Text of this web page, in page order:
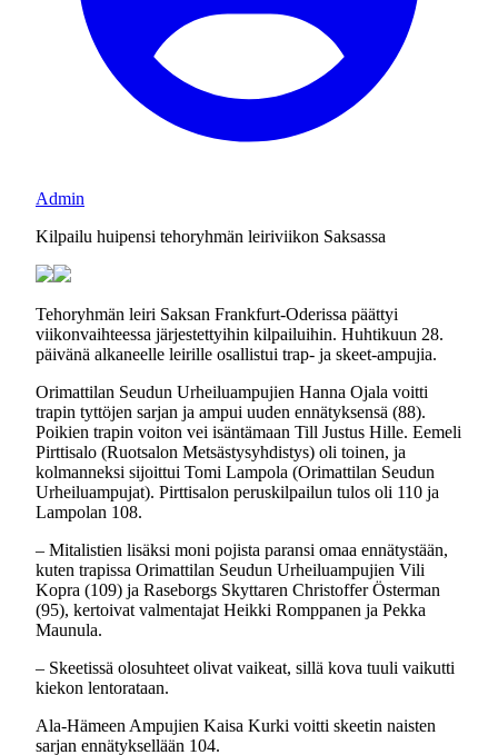
Admin
Kilpailu huipensi tehoryhmän leiriviikon Saksassa
Tehoryhmän leiri Saksan Frankfurt-Oderissa päättyi
viikonvaihteessa järjestettyihin kilpailuihin. Huhtikuun 28.
päivänä alkaneelle leirille osallistui trap- ja skeet-ampujia.
Orimattilan Seudun Urheiluampujien Hanna Ojala voitti
trapin tyttöjen sarjan ja ampui uuden ennätyksensä (88).
Poikien trapin voiton vei isäntämaan Till Justus Hille. Eemeli
Pirttisalo (Ruotsalon Metsästysyhdistys) oli toinen, ja
kolmanneksi sijoittui Tomi Lampola (Orimattilan Seudun
Urheiluampujat). Pirttisalon peruskilpailun tulos oli 110 ja
Lampolan 108.
– Mitalistien lisäksi moni pojista paransi omaa ennätystään,
kuten trapissa Orimattilan Seudun Urheiluampujien Vili
Kopra (109) ja Raseborgs Skyttaren Christoffer Österman
(95), kertoivat valmentajat Heikki Romppanen ja Pekka
Maunula.
– Skeetissä olosuhteet olivat vaikeat, sillä kova tuuli vaikutti
kiekon lentorataan.
Ala-Hämeen Ampujien Kaisa Kurki voitti skeetin naisten
sarjan ennätyksellään 104.